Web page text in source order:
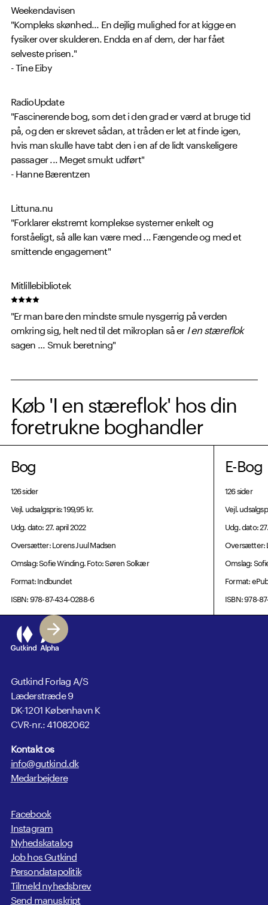
Weekendavisen
"Kompleks skønhed... En dejlig mulighed for at kigge en
fysiker over skulderen. Endda en af dem, der har fået
selveste prisen."
- Tine Eiby
RadioUpdate
"Fascinerende bog, som det i den grad er værd at bruge tid
på, og den er skrevet sådan, at tråden er let at finde igen,
hvis man skulle have tabt den i en af de lidt vanskeligere
passager ... Meget smukt udført"
- Hanne Bærentzen
Littuna.nu
"Forklarer ekstremt komplekse systemer enkelt og
forståeligt, så alle kan være med ... Fængende og med et
smittende engagement"
Mitlillebibliotek
"Er man bare den mindste smule nysgerrig på verden
omkring sig, helt ned til det mikroplan så erI en stæreflok
sagen ... Smuk beretning"
Køb 'I en stæreflok' hos din
foretrukne boghandler
Bog
126 sider
Vejl. udsalgspris: 199,95 kr.
Udg. dato: 27. april 2022
Oversætter: Lorens Juul Madsen
Omslag: Sofie Winding. Foto: Søren Solkær
Format: Indbundet
ISBN: 978-87-434-0288-6
E-Bog
126 sider
Vejl.
Udg. dato:
Oversætter:
Omslag:
Format:
ISBN: 978-
Gutkind Forlag A/S
Læderstræde 9
DK-1201 København K
CVR-nr.: 41082062
Kontakt os
info@gutkind.dk
Medarbejdere
Facebook
Instagram
Nyhedskatalog
Job hos Gutkind
Persondatapolitik
Tilmeld nyhedsbrev
Send manuskript